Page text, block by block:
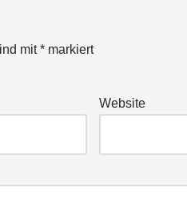
mit* markiert
Website